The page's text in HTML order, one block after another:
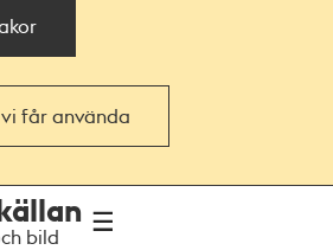
får använda
bild